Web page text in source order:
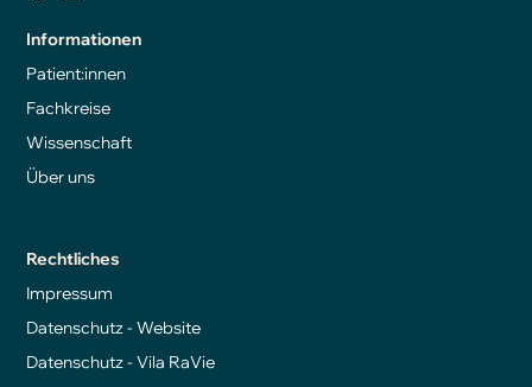
Informationen
Patient:innen
Fachkreise
Wissenschaft
Über uns
Rechtliches
Impressum
Datenschutz - Website
Datenschutz - Vila RaVie